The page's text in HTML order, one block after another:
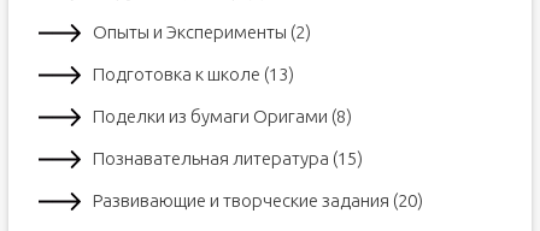
Опыты и Эксперименты (2)
Подготовка к школе (13)
Поделки из бумаги Оригами (8)
Познавательная литература (15)
Развивающие и творческие задания (20)